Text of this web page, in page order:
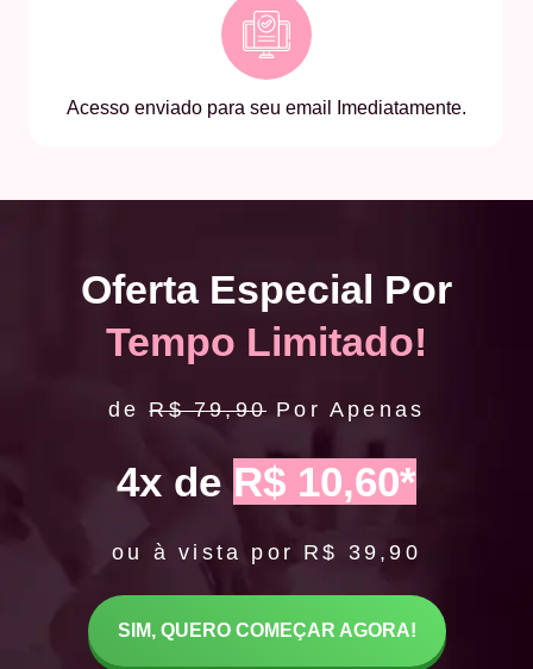
Acesso enviado para seu email Imediatamente.
Oferta Especial Por
Tempo Limitado!
deR$ 79,90 Por Apenas
4x de R$ 10,60*
ou à vista por R$ 39,90
SIM, QUERO COMEÇAR AGORA!